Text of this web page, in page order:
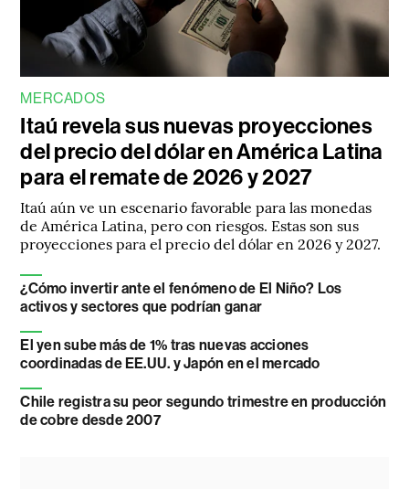
MERCADOS
Itaú revela sus nuevas proyecciones
del precio del dólar en América Latina
para el remate de 2026 y 2027
Itaú aún ve un escenario favorable para las monedas
de América Latina, pero con riesgos. Estas son sus
proyecciones para el precio del dólar en 2026 y 2027.
¿Cómo invertir ante el fenómeno de El Niño? Los
activos y sectores que podrían ganar
El yen sube más de 1% tras nuevas acciones
coordinadas de EE.UU. y Japón en el mercado
Chile registra su peor segundo trimestre en producción
de cobre desde 2007